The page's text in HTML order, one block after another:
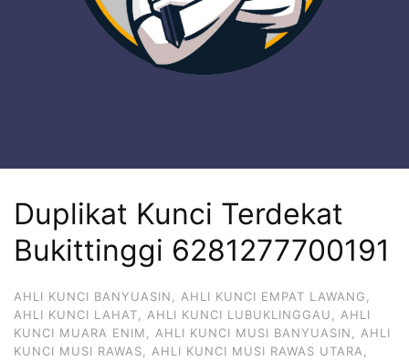
Duplikat Kunci Terdekat
Bukittinggi 6281277700191
AHLI KUNCI BANYUASIN, AHLI KUNCI EMPAT LAWANG,
AHLI KUNCI LAHAT, AHLI KUNCI LUBUKLINGGAU, AHLI
KUNCI MUARA ENIM, AHLI KUNCI MUSI BANYUASIN, AHLI
KUNCI MUSI RAWAS, AHLI KUNCI MUSI RAWAS UTARA,